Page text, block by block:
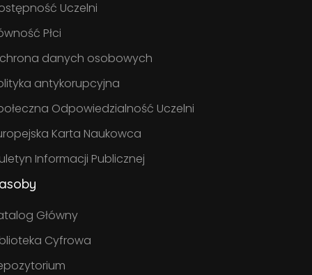
Uczelni
Płci
danych osobowych
antykorupcyjna
Odpowiedzialność Uczelni
Karta Naukowca
Informacji Publicznej
Główny
Cyfrowa